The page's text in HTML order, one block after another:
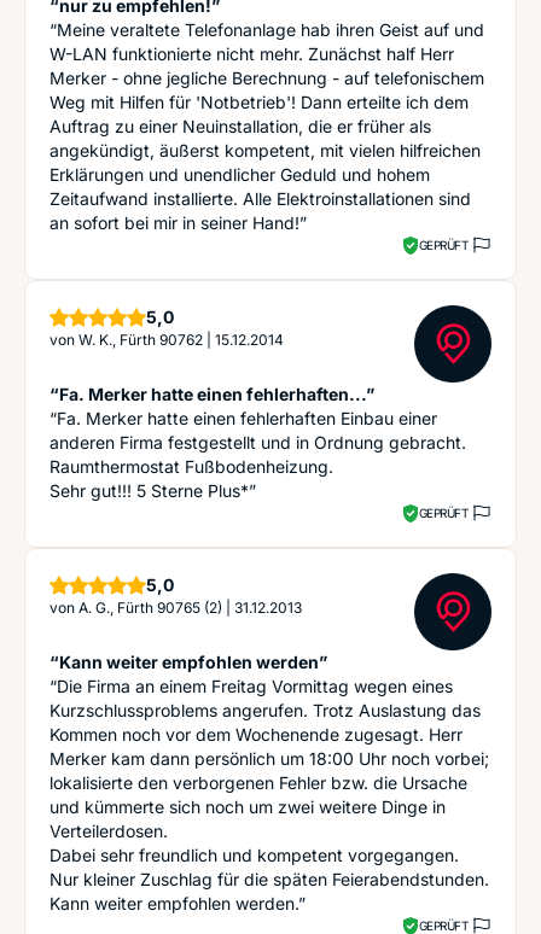
“nur zu empfehlen!”
“Meine veraltete Telefonanlage hab ihren Geist auf und
W-LAN funktionierte nicht mehr. Zunächst half Herr
Merker - ohne jegliche Berechnung - auf telefonischem
Weg mit Hilfen für 'Notbetrieb'! Dann erteilte ich dem
Auftrag zu einer Neuinstallation, die er früher als
angekündigt, äußerst kompetent, mit vielen hilfreichen
Erklärungen und unendlicher Geduld und hohem
Zeitaufwand installierte. Alle Elektroinstallationen sind
an sofort bei mir in seiner Hand!”
GEPRÜFT
5,0Sterne
von W. K., Fürth 90762 15.12.2014
“Fa. Merker hatte einen fehlerhaften...”
“Fa. Merker hatte einen fehlerhaften Einbau einer
anderen Firma festgestellt und in Ordnung gebracht.
Raumthermostat Fußbodenheizung.
Sehr gut!!! 5 Sterne Plus*”
GEPRÜFT
5,0Sterne
von A. G., Fürth 90765 (2) 31.12.2013
“Kann weiter empfohlen werden”
“Die Firma an einem Freitag Vormittag wegen eines
Kurzschlussproblems angerufen. Trotz Auslastung das
Kommen noch vor dem Wochenende zugesagt. Herr
Merker kam dann persönlich um 18:00 Uhr noch vorbei;
lokalisierte den verborgenen Fehler bzw. die Ursache
und kümmerte sich noch um zwei weitere Dinge in
Verteilerdosen.
Dabei sehr freundlich und kompetent vorgegangen.
Nur kleiner Zuschlag für die späten Feierabendstunden.
Kann weiter empfohlen werden.”
GEPRÜFT